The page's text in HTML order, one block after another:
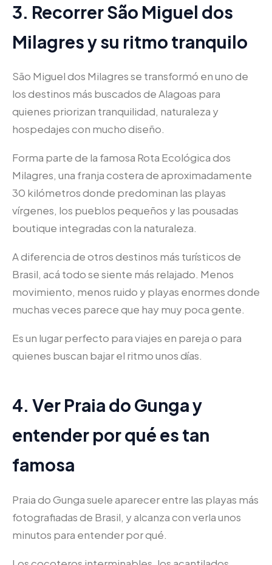
3. Recorrer São Miguel dos
Milagres y su ritmo tranquilo
São Miguel dos Milagres se transformó en uno de
los destinos más buscados de Alagoas para
quienes priorizan tranquilidad, naturaleza y
hospedajes con mucho diseño.
Forma parte de la famosa Rota Ecológica dos
Milagres, una franja costera de aproximadamente
30 kilómetros donde predominan las playas
vírgenes, los pueblos pequeños y las pousadas
boutique integradas con la naturaleza.
A diferencia de otros destinos más turísticos de
Brasil, acá todo se siente más relajado. Menos
movimiento, menos ruido y playas enormes donde
muchas veces parece que hay muy poca gente.
Es un lugar perfecto para viajes en pareja o para
quienes buscan bajar el ritmo unos días.
4. Ver Praia do Gunga y
entender por qué es tan
famosa
Praia do Gunga suele aparecer entre las playas más
fotografiadas de Brasil, y alcanza con verla unos
minutos para entender por qué.